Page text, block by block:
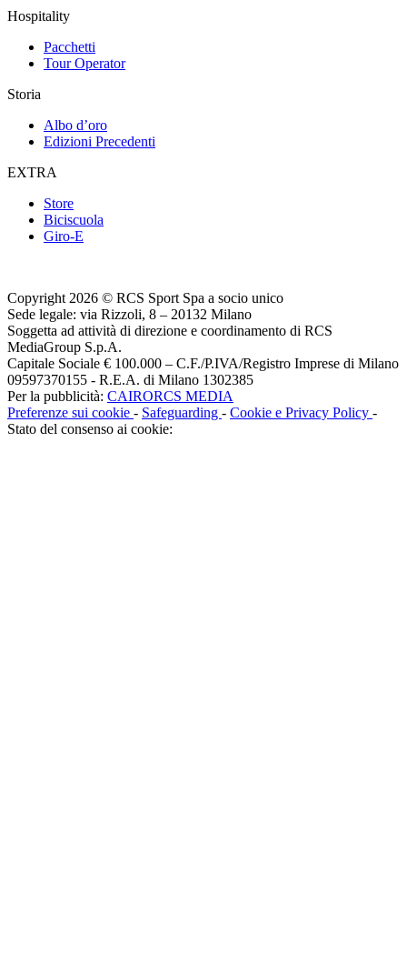
Hospitality
Pacchetti
Tour Operator
Storia
Albo d’oro
Edizioni Precedenti
EXTRA
Store
Biciscuola
Giro-E
Copyright 2026 © RCS Sport Spa a socio unico
Sede legale: via Rizzoli, 8 – 20132 Milano
Soggetta ad attività di direzione e coordinamento di RCS
MediaGroup S.p.A.
Capitale Sociale € 100.000 – C.F./P.IVA/Registro Imprese di Milano
09597370155 - R.E.A. di Milano 1302385
Per la pubblicità: CAIRORCS MEDIA
Preferenze sui cookie - Safeguarding - Cookie e Privacy Policy -
Stato del consenso ai cookie: